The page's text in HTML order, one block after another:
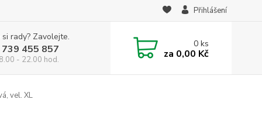
Přihlášení
rady? Zavolejte.
455 857
- 22.00 hod.
0ks
za 0,00 Kč
vel. XL